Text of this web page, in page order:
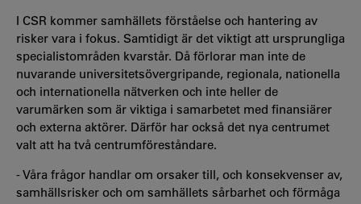
I CSR kommer samhällets förståelse och hantering av
risker vara i fokus. Samtidigt är det viktigt att ursprungliga
specialistområden kvarstår. Då förlorar man inte de
nuvarande universitetsövergripande, regionala, nationella
och internationella nätverken och inte heller de
varumärken som är viktiga i samarbetet med finansiärer
och externa aktörer. Därför har också det nya centrumet
valt att ha två centrumföreståndare.
- Våra frågor handlar om orsaker till, och konsekvenser av,
samhällsrisker och om samhällets sårbarhet och förmåga